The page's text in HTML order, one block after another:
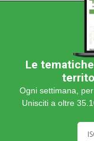
Le
Ogni settimana,
Unisciti a oltre